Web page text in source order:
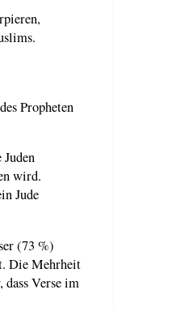
Propheten
wird.
Jude
(73 %)
Die Mehrheit
Verse im